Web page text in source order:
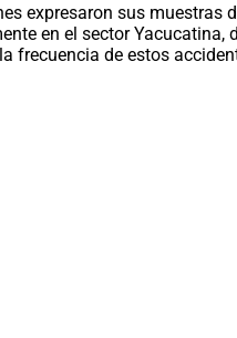
expresaron sus muestras
en el sector
de estos